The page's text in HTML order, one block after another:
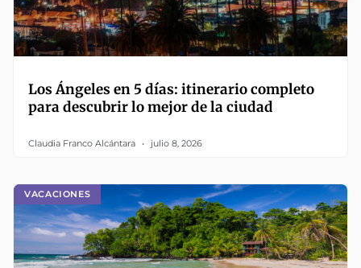
Los Ángeles en 5 días: itinerario completo
para descubrir lo mejor de la ciudad
Claudia Franco Alcántara julio 8, 2026
VACACIONES